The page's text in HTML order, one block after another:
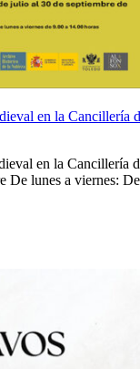
en la Cancillería
en la Cancillería
De lunes a viernes: De